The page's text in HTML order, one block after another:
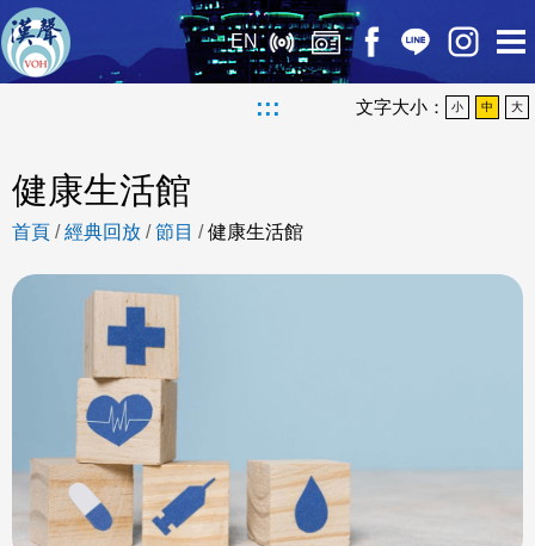
EN
::: 文字大小： 小 中 大
健康生活館
首頁 /經典回放 /節目 /健康生活館